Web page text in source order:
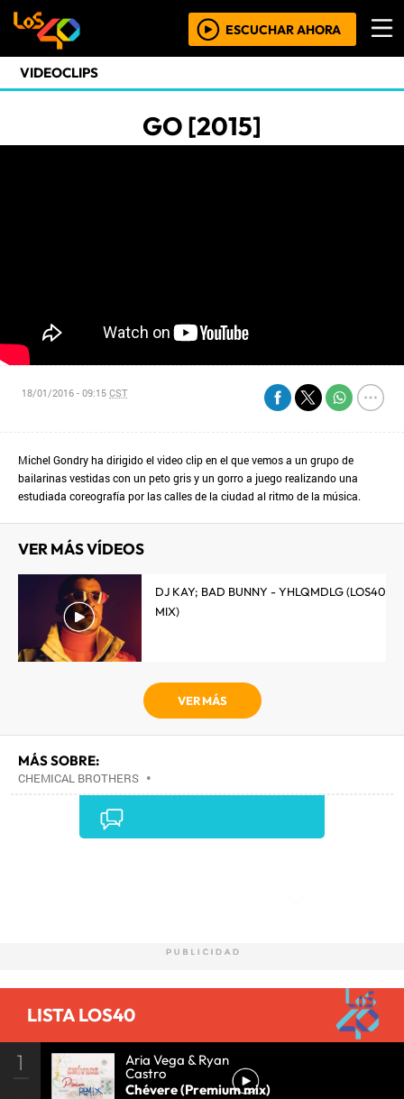
ESCUCHAR AHORA
VIDEOCLIPS
GO [2015]
18/01/2016 - 09:15CST
Michel Gondry ha dirigido el video clip en el que vemos a un grupo de
bailarinas vestidas con un peto gris y un gorro a juego realizando una
estudiada coreografía por las calles de la ciudad al ritmo de la música.
VER MÁS VÍDEOS
DJ KAY; BAD BUNNY - YHLQMDLG (LOS40
MIX)
VER MÁS
MÁS SOBRE:
CHEMICAL BROTHERS •
LISTA LOS40
1 Aria Vega & Ryan
Castro
Chévere (Premium mix)